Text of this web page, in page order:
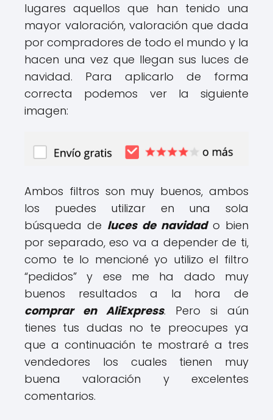
lugares aquellos que han tenido una
mayor valoración, valoración que dada
por compradores de todo el mundo y la
hacen una vez que llegan sus luces de
navidad. Para aplicarlo de forma
correcta podemos ver la siguiente
imagen:
Ambos filtros son muy buenos, ambos
los puedes utilizar en una sola
búsqueda de luces de navidado bien
por separado, eso va a depender de ti,
como te lo mencioné yo utilizo el filtro
“pedidos” y ese me ha dado muy
buenos resultados a la hora de
comprar en AliExpress. Pero si aún
tienes tus dudas no te preocupes ya
que a continuación te mostraré a tres
vendedores los cuales tienen muy
buena valoración y excelentes
comentarios.